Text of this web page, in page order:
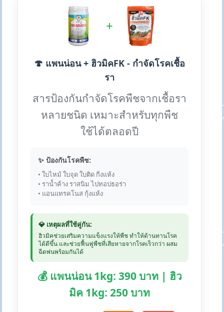
+
🍄 แพนน่อน + ฮิวมิคFK - กำจัดโรคเชื้อ
รา
สารป้องกันกำจัดโรคพืชจากเชื้อรา
หลายชนิด เหมาะสำหรับทุกพืช
ใช้ได้ตลอดปี
✨ ป้องกันโรคพืช:
• ใบไหม้ ใบจุด ใบติด กิ่งแห้ง
• ราน้ำค้าง ราสนิม ไปทอปธอร่า
• แอนแทรคโนส กุ้งแห้ง
💎 เหตุผลที่ใช้คู่กัน:
ฮิวมิคช่วยเสริมความแข็งแรงให้พืช ทำให้ต้านทานโรค
ได้ดีขึ้น และช่วยฟื้นฟูพืชที่เสียหายจากโรคเร็วกว่า ผสม
ฉีดพ่นพร้อมกันได้
💰 แพนน่อน 1kg: 390 บาท | ฮิว
มิค 1kg: 250 บาท